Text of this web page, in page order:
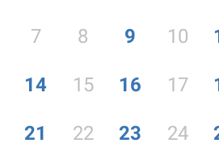
7 8 9 10
14 15 16 17
21 22 23 24